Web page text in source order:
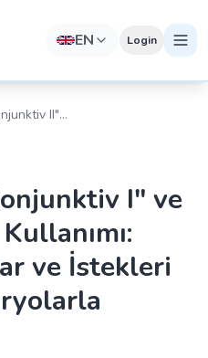
EN Login
II"
I" ve
ve İstekleri